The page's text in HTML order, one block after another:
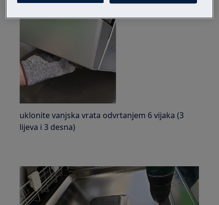
uklonite vanjska vrata odvrtanjem 6 vijaka (3
lijeva i 3 desna)